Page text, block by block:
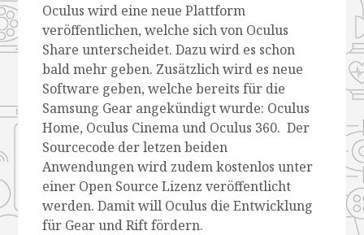
Oculus wird eine neue Plattform
veröffentlichen, welche sich von Oculus
Share unterscheidet. Dazu wird es schon
bald mehr geben. Zusätzlich wird es neue
Software geben, welche bereits für die
Samsung Gear angekündigt wurde: Oculus
Home, Oculus Cinema und Oculus 360. Der
Sourcecode der letzen beiden
Anwendungen wird zudem kostenlos unter
einer Open Source Lizenz veröffentlicht
werden. Damit will Oculus die Entwicklung
für Gear und Rift fördern.